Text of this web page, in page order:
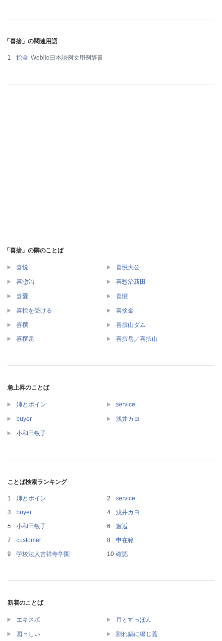
「喜捨」の関連用語
捨金 Weblio日本語例文用例辞書
「喜捨」の隣のことば
喜悦 喜悦大公
喜惣治 喜惣治新田
喜憂 喜懼
喜捨を受ける 喜捨金
喜撰 喜撰山ダム
喜撰岳 喜撰岳／喜撰山
急上昇のことば
姉とボイン service
buyer 浅井カヨ
小和田敏子
ことば検索ランキング
姉とボイン
service
buyer
浅井カヨ
小和田敏子
邂逅
customer
申在範
学校法人吉祥寺学園
確認
新着のことば
エキスポ 月とすっぽん
図々しい 割れ鍋に綴じ蓋